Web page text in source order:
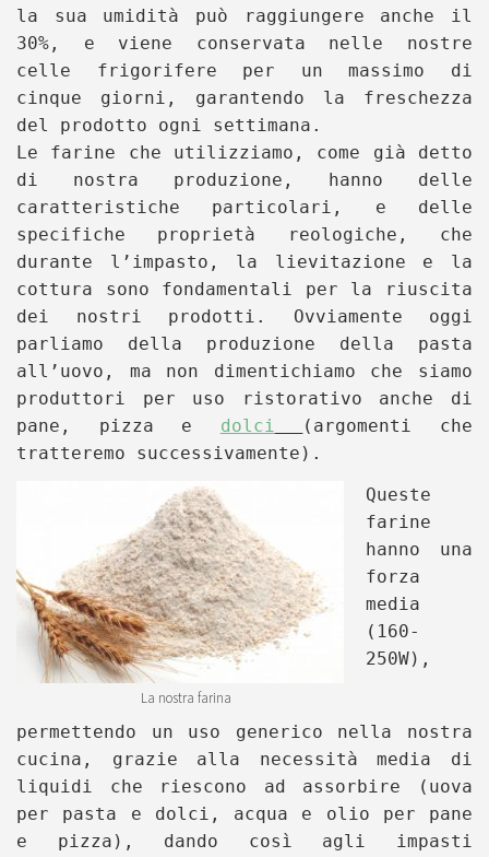
la sua umidità può raggiungere anche il
30%, e viene conservata nelle nostre
celle frigorifere per un massimo di
cinque giorni, garantendo la freschezza
del prodotto ogni settimana.
Le farine che utilizziamo, come già detto
di nostra produzione, hanno delle
caratteristiche particolari, e delle
specifiche proprietà reologiche, che
durante l’impasto, la lievitazione e la
cottura sono fondamentali per la riuscita
dei nostri prodotti. Ovviamente oggi
parliamo della produzione della pasta
all’uovo, ma non dimentichiamo che siamo
produttori per uso ristorativo anche di
pane, pizza e dolci
(argomenti che
tratteremo successivamente).
La nostra farina
Queste
farine
hanno una
forza
media
(160-
250W),
permettendo un uso generico nella nostra
cucina, grazie alla necessità media di
liquidi che riescono ad assorbire (uova
per pasta e dolci, acqua e olio per pane
e pizza), dando così agli impasti